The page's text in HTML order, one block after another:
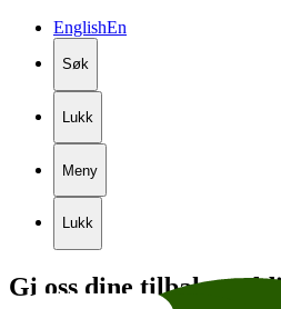
EnglishEn
Søk
Lukk
Meny
Lukk
Gi oss dine